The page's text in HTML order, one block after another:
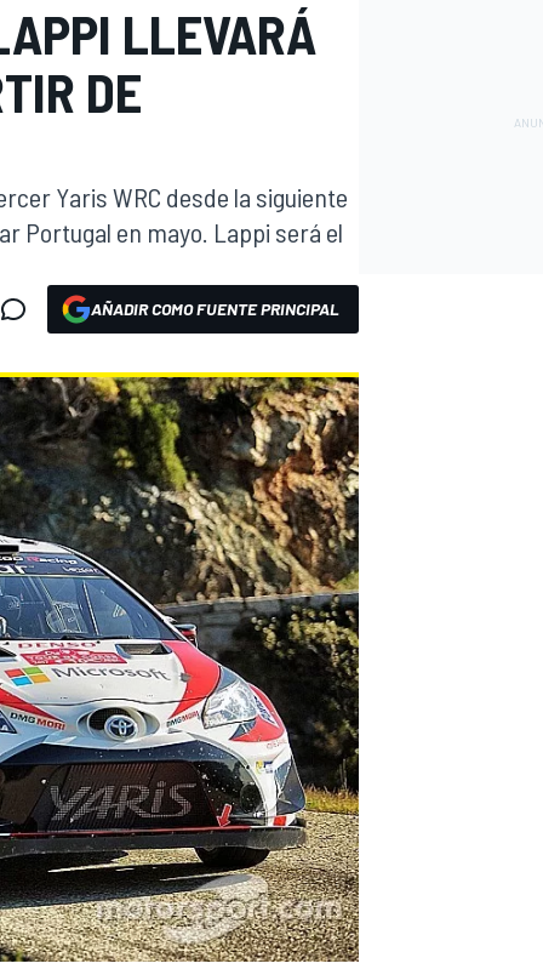
LLEVARÁ
DE
Yaris WRC desde la siguiente
Portugal en mayo. Lappi será el
AÑADIR COMO FUENTE PRINCIPAL